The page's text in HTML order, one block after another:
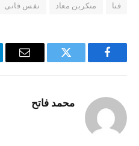
فنا
منکربن معاد نفس فانی
Facebook
Twitter
Email
محمد فاتح